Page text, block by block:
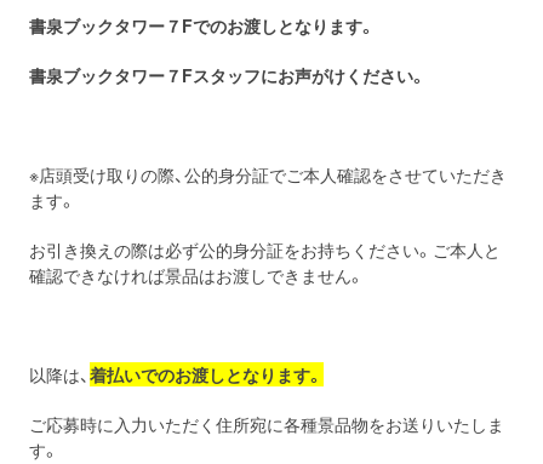
書泉ブックタワー７Fでのお渡しとなります。
書泉ブックタワー７ Fスタッフにお声がけください。
※店頭受け取りの際、公的身分証でご本人確認をさせていただき
ます。
お引き換えの際は必ず公的身分証をお持ちください。ご本人と
確認できなければ景品はお渡しできません。
以降は、着払いでのお渡しとなります。
ご応募時に入力いただく住所宛に各種景品物をお送りいたしま
す。